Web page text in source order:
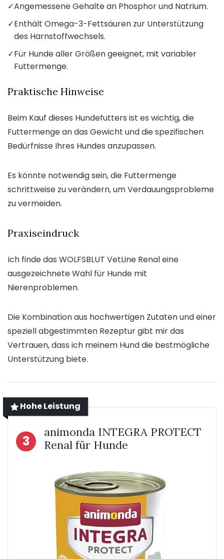
✓Angemessene Gehalte an Phosphor und Natrium.
✓Enthält Omega-3-Fettsäuren zur Unterstützung
des Harnstoffwechsels.
✓Für Hunde aller Größen geeignet, mit variabler
Futtermenge.
Praktische Hinweise
Beim Kauf dieses Hundefutters ist es wichtig, die
Futtermenge an das Gewicht und die spezifischen
Bedürfnisse Ihres Hundes anzupassen.
Es könnte notwendig sein, die Futtermenge
schrittweise zu verändern, um Verdauungsprobleme
zu vermeiden.
Praxiseindruck
Ich finde das WOLFSBLUT VetLine Renal eine
ausgezeichnete Wahl für Hunde mit
Nierenproblemen.
Die Kombination aus hochwertigen Zutaten und einer
speziell abgestimmten Rezeptur gibt mir das
Vertrauen, dass ich meinem Hund die bestmögliche
Unterstützung biete.
Hohe Leistung
3
animonda INTEGRA PROTECT
Renal für Hunde